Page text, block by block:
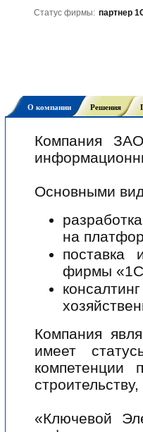
Статус фирмы: партнер
О компании Решения
Компания
Основными
на
поставка
фирмы
Компания
имеет
компетенции
«Ключевой